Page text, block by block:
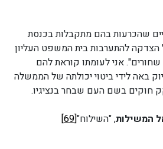
שהכרעות בהם מתקבלות בכנסת
להתערבות בית המשפט העליון
אני לעומתו קוראת להם
באה לידי ביטוי יכולתה של הממשלה
חוקים בשם העם שבחר בנציגיו.
המשילות, "השילוח"[69]